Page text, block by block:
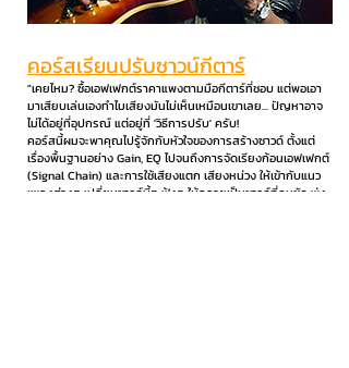
คอร์สเรียนปรับซาวน์กีตาร์
"เคยไหม? ซื้อเอฟเฟกต์ราคาแพงตามมือกีตาร์ที่ชอบ แต่พอเอา
มาเสียบเล่นเองทำไมเสียงมันไม่เห็นเหมือนเขาเลย... ปัญหาอาจ
ไม่ได้อยู่ที่อุปกรณ์ แต่อยู่ที่ 'วิธีการปรับ' ครับ!
คอร์สนี้ผมจะพาคุณไปรู้จักกับหัวใจของการสร้างซาวด์ ตั้งแต่
เรื่องพื้นฐานอย่าง Gain, EQ ไปจนถึงการจัดเรียงก้อนเอฟเฟกต์
(Signal Chain) และการใช้เสียงแตก เสียงหน่วง ให้เข้ากับแนว
เพลงต่างๆ เปลี่ยนซาวด์บี้ๆ ฟุ้งๆ ให้กลายเป็นซาวด์ที่คมชัด พุ่ง